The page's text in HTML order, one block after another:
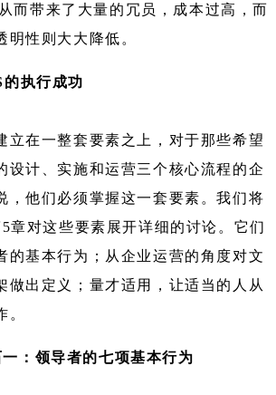
而带来了大量的冗员，成本过高，而
明性则大大降低。
执行成功
立在一整套要素之上，对于那些希望
设计、实施和运营三个核心流程的企
，他们必须掌握这一套要素。我们将
章对这些要素展开详细的讨论。它们
的基本行为；从企业运营的角度对文
做出定义；量才适用，让适当的人从
。
：领导者的七项基本行为